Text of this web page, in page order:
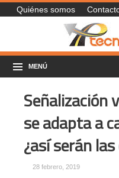
Quiénes somos
MENÚ
Señalización
se adapta a
¿así serán
28 febrero, 2019